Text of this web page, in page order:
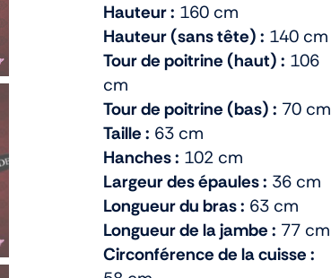
Hauteur : 160 cm
Hauteur (sans tête) : 140 cm
Tour de poitrine (haut) : 106
cm
Tour de poitrine (bas) : 70 cm
Taille : 63 cm
Hanches : 102 cm
Largeur des épaules : 36 cm
Longueur du bras : 63 cm
Longueur de la jambe : 77 cm
Circonférence de la cuisse :